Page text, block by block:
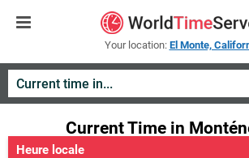
Your location: El Monte,
Current Time in
Heure locale